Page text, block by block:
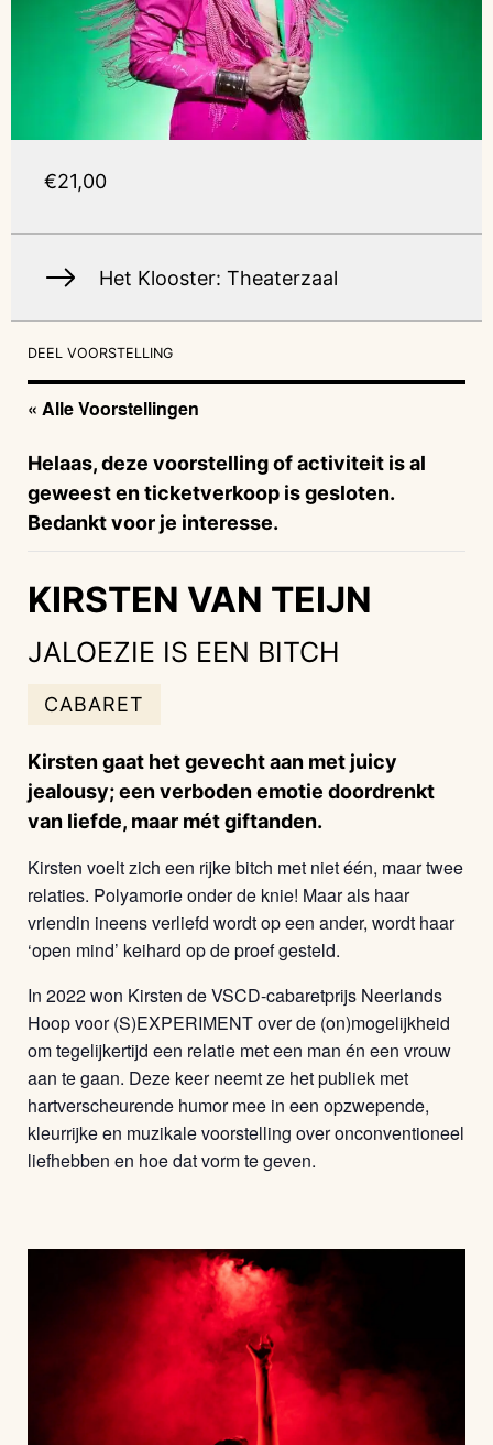
DEEL VOORSTELLING
« Alle Voorstellingen
Helaas, deze voorstelling of activiteit is al
geweest en ticketverkoop is gesloten.
Bedankt voor je interesse.
KIRSTEN VAN TEIJN
JALOEZIE IS EEN BITCH
CABARET
Kirsten gaat het gevecht aan met juicy
jealousy; een verboden emotie doordrenkt
van liefde, maar mét giftanden.
Kirsten voelt zich een rijke bitch met niet één, maar twee
relaties. Polyamorie onder de knie! Maar als haar
vriendin ineens verliefd wordt op een ander, wordt haar
‘open mind’ keihard op de proef gesteld.
In 2022 won Kirsten de VSCD-cabaretprijs Neerlands
Hoop voor (S)EXPERIMENT over de (on)mogelijkheid
om tegelijkertijd een relatie met een man én een vrouw
aan te gaan. Deze keer neemt ze het publiek met
hartverscheurende humor mee in een opzwepende,
kleurrijke en muzikale voorstelling over onconventioneel
liefhebben en hoe dat vorm te geven.
€21,00
Het Klooster: Theaterzaal